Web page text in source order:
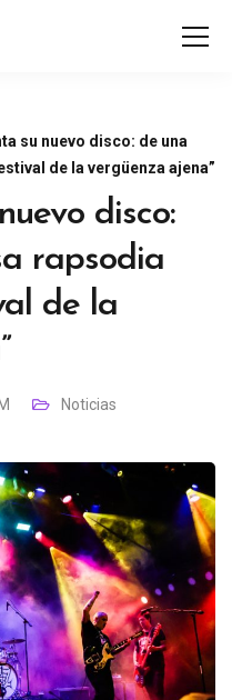
su nuevo disco: de una
de la vergüenza ajena”
disco:
rapsodia
de la
Noticias